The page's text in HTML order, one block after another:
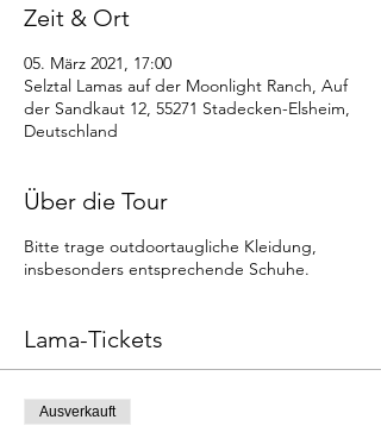
Zeit & Ort
05. März 2021, 17:00
Selztal Lamas auf der Moonlight Ranch, Auf
der Sandkaut 12, 55271 Stadecken-Elsheim,
Deutschland
Über die Tour
Bitte trage outdoortaugliche Kleidung,
insbesonders entsprechende Schuhe.
Lama-Tickets
Ausverkauft